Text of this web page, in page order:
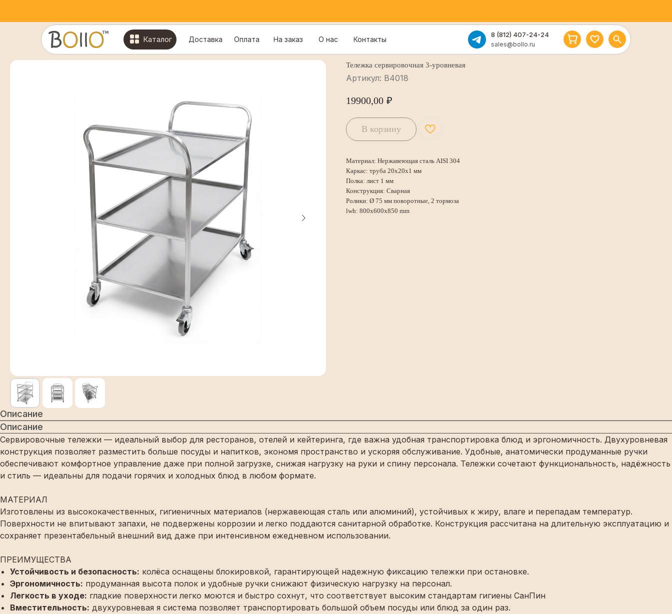
Доставка Оплата На заказ О нас Контакты
Каталог 8 (812) 407-24-24
sales@bollo.ru
Тележка сервировочная 3-уровневая
Артикул: В4018
19900,00 ₽
В корзину
Материал: Нержавеющая сталь AISI 304
Каркас: труба 20x20x1 мм
Полка: лист 1 мм
Конструкция: Сварная
Ролики: Ø 75 мм поворотные, 2 тормоза
lwh: 800x600x850 mm
Описание
Описание
Сервировочные тележки — идеальный выбор для ресторанов, отелей и кейтеринга, где важна удобная транспортировка блюд и эргономичность. Двухуровневая
конструкция позволяет разместить больше посуды и напитков, экономя пространство и ускоряя обслуживание. Удобные, анатомически продуманные ручки
обеспечивают комфортное управление даже при полной загрузке, снижая нагрузку на руки и спину персонала. Тележки сочетают функциональность, надёжность
и стиль — идеальны для подачи горячих и холодных блюд в любом формате.
МАТЕРИАЛ
Изготовлены из высококачественных, гигиеничных материалов (нержавеющая сталь или алюминий), устойчивых к жиру, влаге и перепадам температур.
Поверхности не впитывают запахи, не подвержены коррозии и легко поддаются санитарной обработке. Конструкция рассчитана на длительную эксплуатацию и
сохраняет презентабельный внешний вид даже при интенсивном ежедневном использовании.
ПРЕИМУЩЕСТВА
Устойчивость и безопасность: колёса оснащены блокировкой, гарантирующей надежную фиксацию тележки при остановке.
Эргономичность: продуманная высота полок и удобные ручки снижают физическую нагрузку на персонал.
Легкость в уходе: гладкие поверхности легко моются и быстро сохнут, что соответствует высоким стандартам гигиены СанПин
Вместительность: двухуровневая я система позволяет транспортировать большой объем посуды или блюд за один раз.